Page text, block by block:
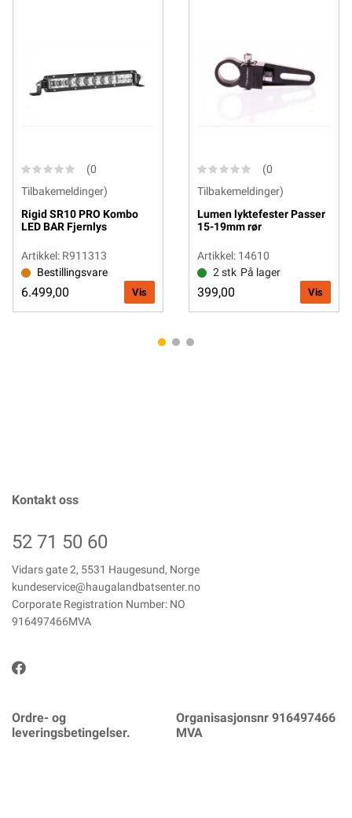
(0
Tilbakemeldinger)
Rigid SR10 PRO Kombo
LED BAR Fjernlys
Artikkel: R911313
Bestillingsvare
6.499,00 Vis
(0
Tilbakemeldinger)
Lumen lyktefester Passer
15-19mm rør
Artikkel: 14610
2 stk På lager
399,00 Vis
Kontakt oss
52 71 50 60
Vidars gate 2, 5531 Haugesund, Norge
kundeservice@haugalandbatsenter.no
Corporate Registration Number: NO
916497466MVA
Ordre- og
leveringsbetingelser.
Organisasjonsnr 916497466
MVA